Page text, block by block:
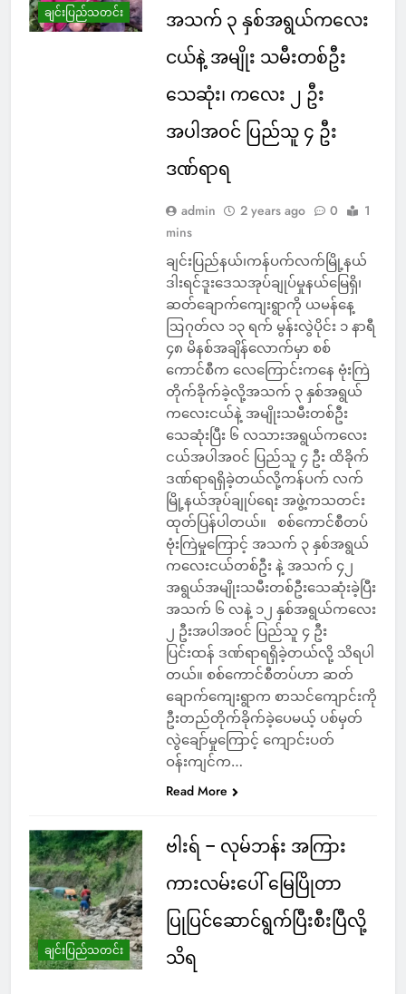
ချင်းပြည်သတင်း
အသက် ၃ နှစ်အရွယ်ကလေး
ငယ်နဲ့ အမျိုး သမီးတစ်ဦး
သေဆုံး၊ ကလေး ၂ ဦး
အပါအဝင် ပြည်သူ ၄ ဦး
ဒဏ်ရာရ
admin 2 years ago 0
1
mins
ချင်းပြည်နယ်၊ကန်ပက်လက်မြို့နယ်
ဒါးရင်ဒူးဒေသအုပ်ချုပ်မှုနယ်မြေရှိ၊
ဆတ်ချောက်ကျေးရွာကို ယမန်နေ့
ဩဂုတ်လ ၁၃ ရက် မွန်းလွဲပိုင်း ၁ နာရီ
၄၈ မိနစ်အချိန်လောက်မှာ စစ်
ကောင်စီက လေကြောင်းကနေ ဗုံးကြဲ
တိုက်ခိုက်ခဲ့လို့အသက် ၃ နှစ်အရွယ်
ကလေးငယ်နဲ့ အမျိုးသမီးတစ်ဦး
သေဆုံးပြီး ၆ လသားအရွယ်ကလေး
ငယ်အပါအဝင် ပြည်သူ ၄ ဦး ထိခိုက်
ဒဏ်ရာရရှိခဲ့တယ်လို့ကန်ပက် လက်
မြို့နယ်အုပ်ချုပ်ရေး အဖွဲ့ကသတင်း
ထုတ်ပြန်ပါတယ်။ စစ်ကောင်စီတပ်
ဗုံးကြဲမှုကြောင့် အသက် ၃ နှစ်အရွယ်
ကလေးငယ်တစ်ဦး နဲ့ အသက် ၄၂
အရွယ်အမျိုးသမီးတစ်ဦးသေဆုံးခဲ့ပြီး
အသက် ၆ လနဲ့ ၁၂ နှစ်အရွယ်ကလေး
၂ ဦးအပါအဝင် ပြည်သူ ၄ ဦး
ပြင်းထန် ဒဏ်ရာရရှိခဲ့တယ်လို့ သိရပါ
တယ်။ စစ်ကောင်စီတပ်ဟာ ဆတ်
ချောက်ကျေးရွာက စာသင်ကျောင်းကို
ဦးတည်တိုက်ခိုက်ခဲ့ပေမယ့် ပစ်မှတ်
လွဲချော်မှုကြောင့် ကျောင်းပတ်
ဝန်းကျင်က…
Read More
ချင်းပြည်သတင်း
ဗါးရ် – လုမ်ဘန်း အကြား
ကားလမ်းပေါ် မြေပြိုတာ
ပြုပြင်ဆောင်ရွက်ပြီးစီးပြီလို့
သိရ